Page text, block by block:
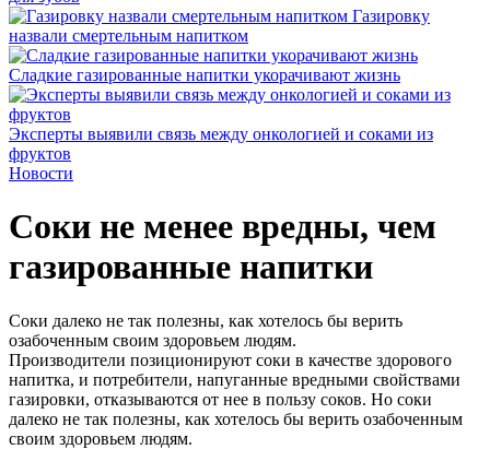
Газировку
назвали смертельным напитком
Сладкие газированные напитки укорачивают жизнь
Эксперты выявили связь между онкологией и соками из
фруктов
Новости
Соки не менее вредны, чем
газированные напитки
Соки далеко не так полезны, как хотелось бы верить
озабоченным своим здоровьем людям.
Производители позиционируют соки в качестве здорового
напитка, и потребители, напуганные вредными свойствами
газировки, отказываются от нее в пользу соков. Но соки
далеко не так полезны, как хотелось бы верить озабоченным
своим здоровьем людям.